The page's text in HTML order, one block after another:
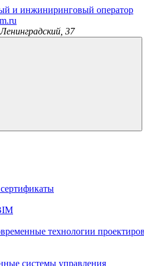
и инжиниринговый оператор
37
технологии
системы управления